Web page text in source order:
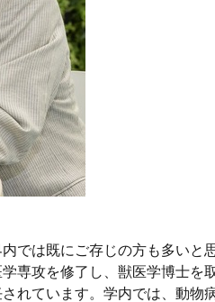
では既にご存じの方も多いと
専攻を修了し、獣医学博士を
れています。学内では、動物